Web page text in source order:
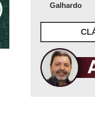
Galhardo